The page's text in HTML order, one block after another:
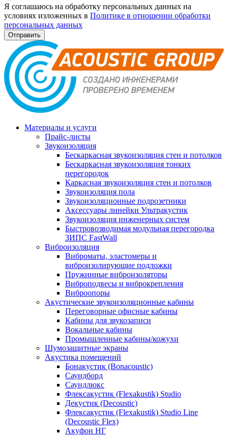
Я соглашаюсь на обработку персональных данных на
условиях изложенных в Политике в отношении обработки
персональных данных
Материалы и услуги
Прайс-листы
Звукоизоляция
Бескаркасная звукоизоляция стен и потолков
Бескаркасная звукоизоляция тонких
перегородок
Каркасная звукоизоляция стен и потолков
Звукоизоляция пола
Звукоизоляционные подрозетники
Аксессуары линейки Ультракустик
Звукоизоляция инженерных систем
Быстровозводимая модульная перегородка
ЗИПС FastWall
Виброизоляция
Виброматы, эластомеры и
виброизолирующие подложки
Пружинные виброизоляторы
Виброподвесы и виброкрепления
Виброопоры
Акустические звукоизоляционные кабины
Переговорные офисные кабины
Кабины для звукозаписи
Вокальные кабины
Промышленные кабины/кожухи
Шумозащитные экраны
Акустика помещений
Бонакустик (Bonacoustic)
Саундборд
Саундлюкс
Флексакустик (Flexakustik) Studio
Декустик (Decoustic)
Флексакустик (Flexakustik) Studio Line
(Decoustic Flex)
Акуфон НГ